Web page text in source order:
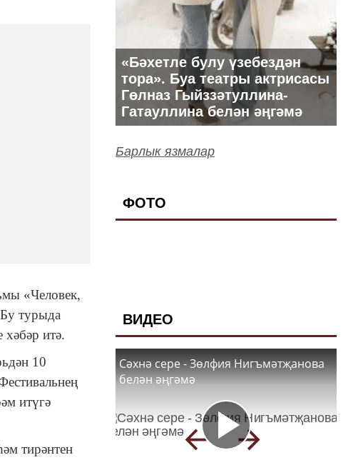
«Человек,
турыда
хәбәр итә.
10
итүгә
тирәнтен
«Бәхетле булу үзебездән
тора». Буа театры актрисасы
Гөлназ Гыйззәтуллина-
Гатауллина белән әңгәмә
Барлык язмалар
ФОТО
ВИДЕО
Сәхнә сере - Зөлфия Нигъмәтҗанова
белән әңгәмә